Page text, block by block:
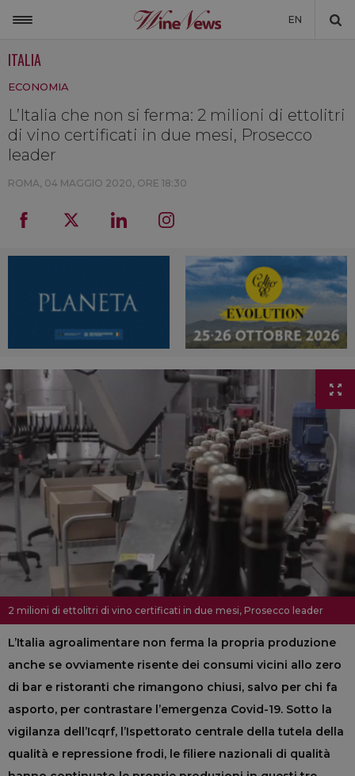
EN
NON SOLO VINO
LA CANTINA DI WINENEWS
DICONO DI NOI
ITALIA
ECONOMIA
L’Italia che non si ferma: 2 milioni di ettolitri
di vino certificati in due mesi, Prosecco
leader
ROMA, 04 MAGGIO 2020, ORE 18:30
2 milioni di ettolitri di vino certificati in due mesi, Prosecco leader
L’Italia agroalimentare non ferma la propria produzione
anche se ovviamente risente dei consumi vicini allo zero
di bar e ristoranti che rimangono chiusi, salvo per chi fa
asporto, per contrastare l’emergenza Covid-19. Sotto la
vigilanza dell’Icqrf, l’Ispettorato centrale della tutela della
qualità e repressione frodi, le filiere nazionali di qualità